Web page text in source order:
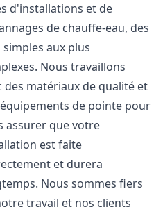
d'installations et de
de chauffe-eau, des
simples aux plus
Nous travaillons
des matériaux de qualité et
de pointe pour
assurer que votre
est faite
et durera
Nous sommes fiers
travail et nos clients